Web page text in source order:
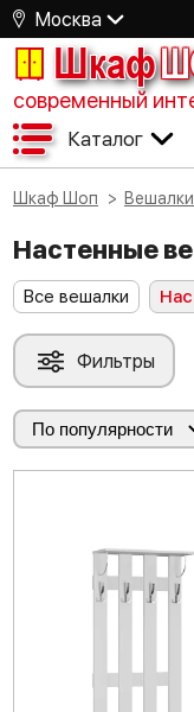
Москва
Шкаф
современный
Каталог
Шкаф Шоп Вешалки
Настенные
Все вешалки
Фильтры